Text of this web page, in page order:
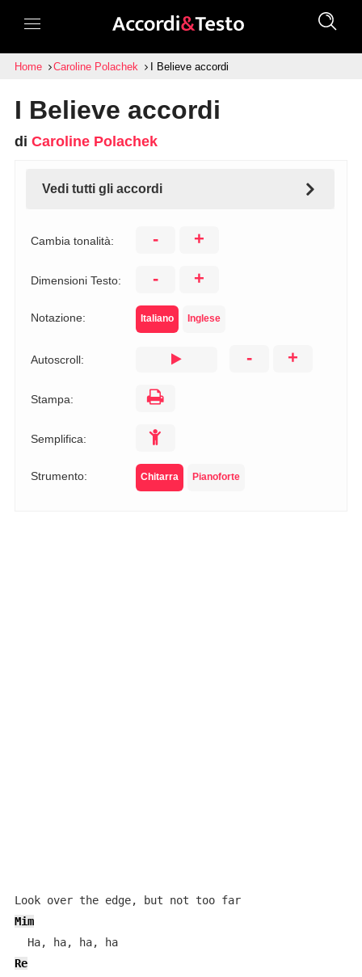
Home Caroline Polachek I Believe accordi
I Believe accordi
di Caroline Polachek
Vedi tutti gli accordi
Cambia tonalità: - +
Dimensioni Testo: - +
Notazione: Italiano Inglese
Autoscroll: - +
Stampa:
Semplifica:
Strumento: Chitarra Pianoforte
Look over the edge, but not too far
Mim
  Ha, ha, ha, ha
Re